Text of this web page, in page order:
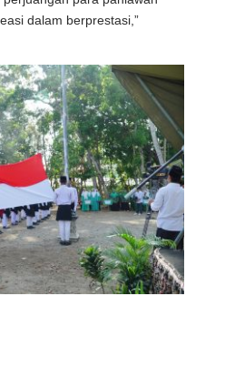
dalam berprestasi,”